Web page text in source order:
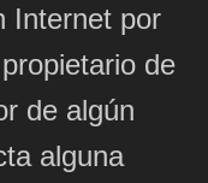
Internet por
de
de algún
alguna